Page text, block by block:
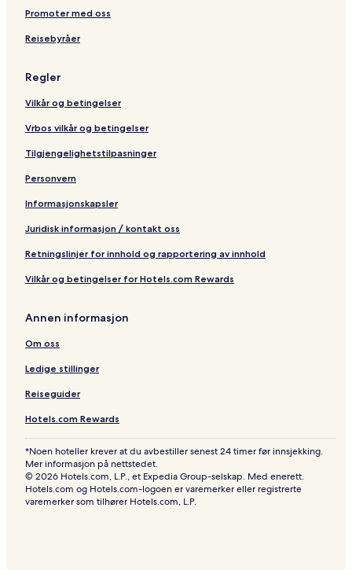
Promoter med oss
Reisebyråer
Regler
Vilkår og betingelser
Vrbos vilkår og betingelser
Tilgjengelighetstilpasninger
Personvern
Informasjonskapsler
Juridisk informasjon / kontakt oss
Retningslinjer for innhold og rapportering av innhold
Vilkår og betingelser for Hotels.com Rewards
Annen informasjon
Om oss
Ledige stillinger
Reiseguider
Hotels.com Rewards
*Noen hoteller krever at du avbestiller senest 24 timer før innsjekking.
Mer informasjon på nettstedet.
© 2026 Hotels.com, L.P., et Expedia Group-selskap. Med enerett.
Hotels.com og Hotels.com-logoen er varemerker eller registrerte
varemerker som tilhører Hotels.com, L.P.